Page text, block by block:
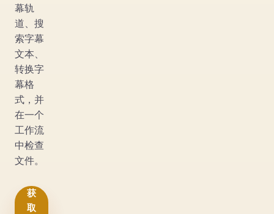
幕轨
道、搜
索字幕
文本、
转换字
幕格
式，并
在一个
工作流
中检查
文件。
获
取